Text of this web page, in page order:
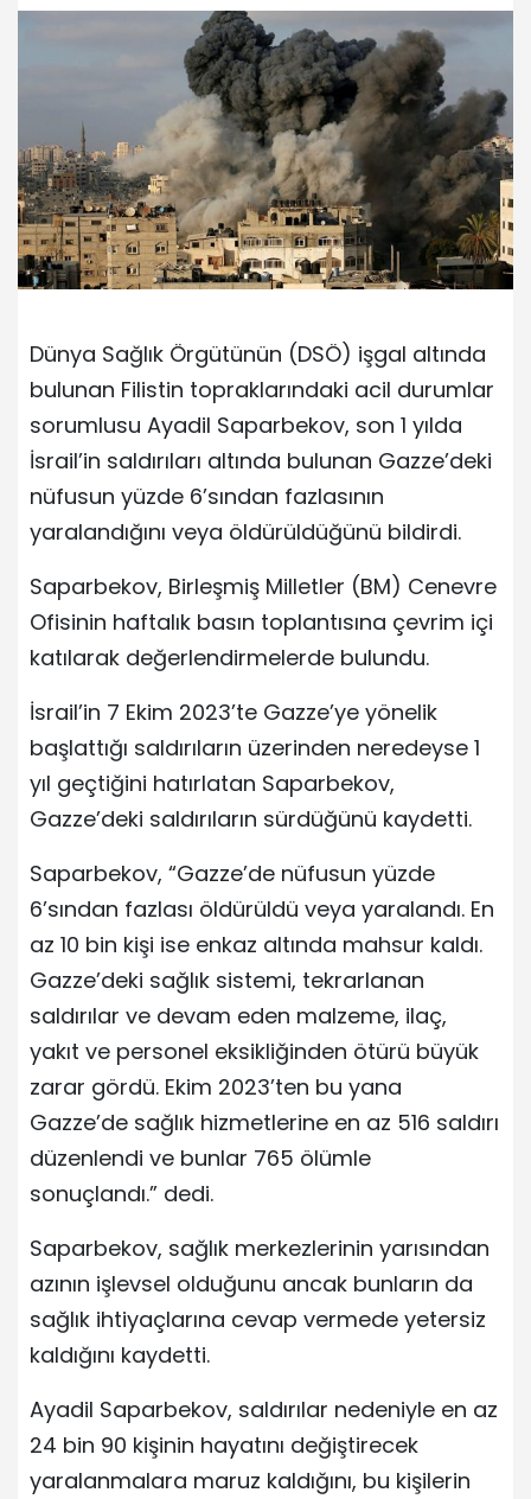
Dünya Sağlık Örgütünün (DSÖ) işgal altında
bulunan Filistin topraklarındaki acil durumlar
sorumlusu Ayadil Saparbekov, son 1 yılda
İsrail’in saldırıları altında bulunan Gazze’deki
nüfusun yüzde 6’sından fazlasının
yaralandığını veya öldürüldüğünü bildirdi.
Saparbekov, Birleşmiş Milletler (BM) Cenevre
Ofisinin haftalık basın toplantısına çevrim içi
katılarak değerlendirmelerde bulundu.
İsrail’in 7 Ekim 2023’te Gazze’ye yönelik
başlattığı saldırıların üzerinden neredeyse 1
yıl geçtiğini hatırlatan Saparbekov,
Gazze’deki saldırıların sürdüğünü kaydetti.
Saparbekov, “Gazze’de nüfusun yüzde
6’sından fazlası öldürüldü veya yaralandı. En
az 10 bin kişi ise enkaz altında mahsur kaldı.
Gazze’deki sağlık sistemi, tekrarlanan
saldırılar ve devam eden malzeme, ilaç,
yakıt ve personel eksikliğinden ötürü büyük
zarar gördü. Ekim 2023’ten bu yana
Gazze’de sağlık hizmetlerine en az 516 saldırı
düzenlendi ve bunlar 765 ölümle
sonuçlandı.” dedi.
Saparbekov, sağlık merkezlerinin yarısından
azının işlevsel olduğunu ancak bunların da
sağlık ihtiyaçlarına cevap vermede yetersiz
kaldığını kaydetti.
Ayadil Saparbekov, saldırılar nedeniyle en az
24 bin 90 kişinin hayatını değiştirecek
yaralanmalara maruz kaldığını, bu kişilerin